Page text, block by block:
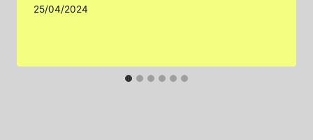
25/04/2024